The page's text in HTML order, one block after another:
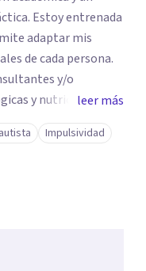
Estoy entrenada
adaptar mis
de cada persona.
y/o
y nutricionales
deseado. Me
establecer
un espacio
que se
aquí para
de cambio.
leer más
Impulsividad